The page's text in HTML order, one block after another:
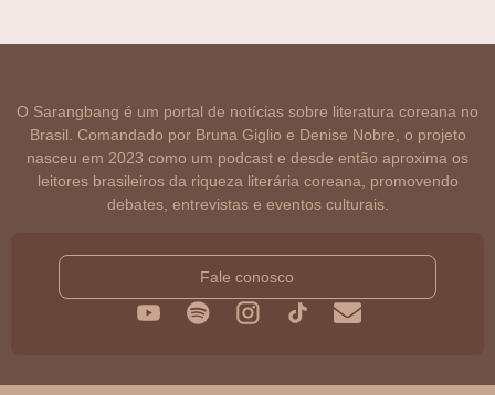
O Sarangbang é um portal de notícias sobre literatura coreana no
Brasil. Comandado por Bruna Giglio e Denise Nobre, o projeto
nasceu em 2023 como um podcast e desde então aproxima os
leitores brasileiros da riqueza literária coreana, promovendo
debates, entrevistas e eventos culturais.
Fale conosco